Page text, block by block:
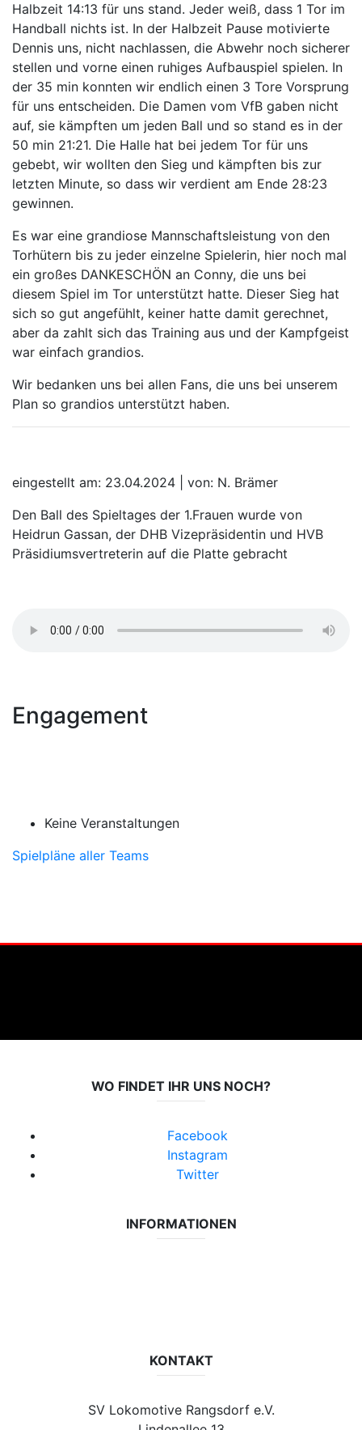
Halbzeit 14:13 für uns stand. Jeder weiß, dass 1 Tor im
Handball nichts ist. In der Halbzeit Pause motivierte
Dennis uns, nicht nachlassen, die Abwehr noch sicherer
stellen und vorne einen ruhiges Aufbauspiel spielen. In
der 35 min konnten wir endlich einen 3 Tore Vorsprung
für uns entscheiden. Die Damen vom VfB gaben nicht
auf, sie kämpften um jeden Ball und so stand es in der
50 min 21:21. Die Halle hat bei jedem Tor für uns
gebebt, wir wollten den Sieg und kämpften bis zur
letzten Minute, so dass wir verdient am Ende 28:23
gewinnen.
Es war eine grandiose Mannschaftsleistung von den
Torhütern bis zu jeder einzelne Spielerin, hier noch mal
ein großes DANKESCHÖN an Conny, die uns bei
diesem Spiel im Tor unterstützt hatte. Dieser Sieg hat
sich so gut angefühlt, keiner hatte damit gerechnet,
aber da zahlt sich das Training aus und der Kampfgeist
war einfach grandios.
Wir bedanken uns bei allen Fans, die uns bei unserem
Plan so grandios unterstützt haben.
eingestellt am: 23.04.2024 | von: N. Brämer
Den Ball des Spieltages der 1.Frauen wurde von
Heidrun Gassan, der DHB Vizepräsidentin und HVB
Präsidiumsvertreterin auf die Platte gebracht
Engagement
Keine Veranstaltungen
Spielpläne aller Teams
WO FINDET IHR UNS NOCH?
Facebook
Instagram
Twitter
INFORMATIONEN
KONTAKT
SV Lokomotive Rangsdorf e.V.